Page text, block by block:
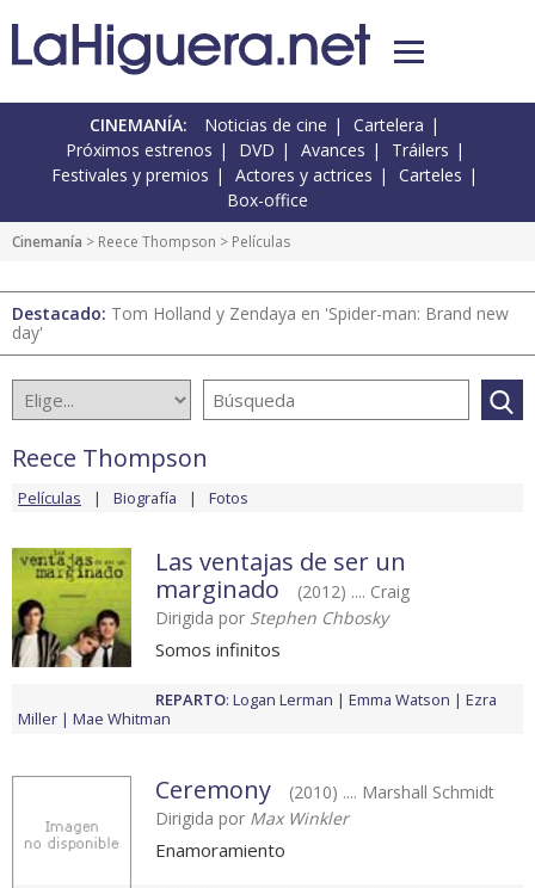
CINEMANÍA: Noticias de cine
Cartelera
Próximos estrenos
DVD Avances
Tráilers
Festivales y premios
Actores y actrices
Carteles
Box-office
Cinemanía > Reece Thompson > Películas
Destacado: Tom Holland y Zendaya en 'Spider-man: Brand new
day'
Reece Thompson
Películas Biografía Fotos
Las ventajas de ser un
marginado
(2012) .... Craig
Dirigida por Stephen Chbosky
Somos infinitos
REPARTO: Logan Lerman Emma Watson
Ezra
Miller
Mae Whitman
Ceremony
(2010) .... Marshall Schmidt
Dirigida por Max Winkler
Enamoramiento